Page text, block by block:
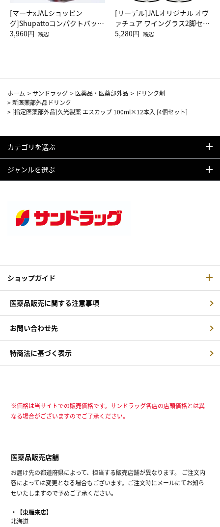
[マーナxJALショッピン
グ]Shupattoコンパクトバッグ
Drop JAL客室乗務員（LC）ス
3,960円 （税込）
[リーデル]JALオリジナル オヴ
ァチュア ワイングラス2脚セッ
ト（レッドワイン）
5,280円 （税込）
ホーム >サンドラッグ > 医薬品・医薬部外品 > ドリンク剤
>新医薬部外品ドリンク
> [指定医薬部外品]久光製薬 エスカップ 100ml×12本入 [4個セット]
カテゴリを選ぶ
ジャンルを選ぶ
ショップガイド
医薬品販売に関する注意事項
お問い合わせ先
特商法に基づく表示
※価格は当サイトでの販売価格です。サンドラッグ各店の店頭価格とは異
なる場合がございますのでご了承ください。
医薬品販売店舗
お届け先の都道府県によって、担当する販売店舗が異なります。 ご注文内
容によっては変更となる場合もございます。ご注文時にメールにてお知ら
せいたしますので予めご了承ください。
【東雁来店】
北海道